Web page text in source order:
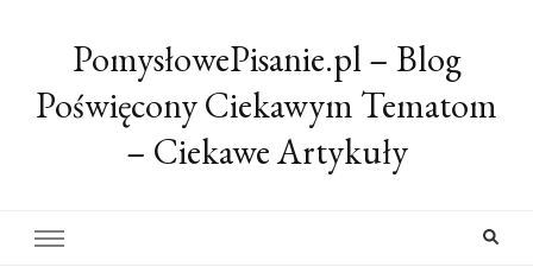
PomysłowePisanie.pl – Blog
Poświęcony Ciekawym Tematom
– Ciekawe Artykuły